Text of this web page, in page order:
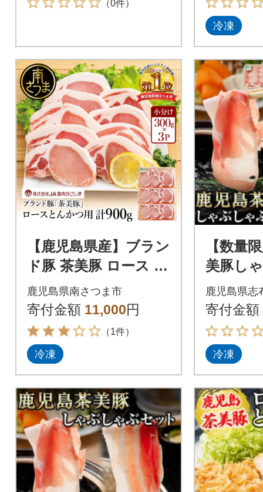
（0件）
冷凍
【鹿児島県産】ブラン
ド豚 茶美豚 ロース と
んかつ・ソテー用 計9
00g(300g×3P)
鹿児島県南さつま市
寄付金額 11,000円
（1件）
冷凍
【数量
美豚し
ット計
鹿児島県志
寄付金額
冷凍